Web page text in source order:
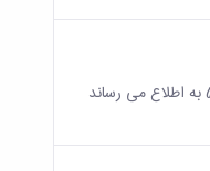
صفحه اصلی جزئیات خبر آخرین مهلت ارسال مدارک پژوهشی 24 07 2019 05:13 کد خبر : 3805719 تعداد بازدید : 5666 به اطلاع می رساند